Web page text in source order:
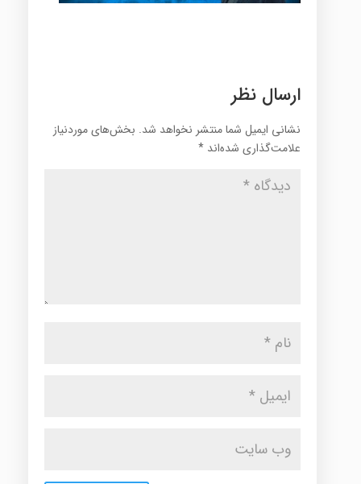
ارسال نظر
نشانی ایمیل شما منتشر نخواهد شد. بخش‌های موردنیاز
علامت‌گذاری شده‌اند *